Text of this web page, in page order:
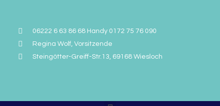
06222 6 63 86 68 Handy 0172 75 76 090
Regina Wolf, Vorsitzende
Steingötter-Greiff-Str.13, 69168 Wiesloch